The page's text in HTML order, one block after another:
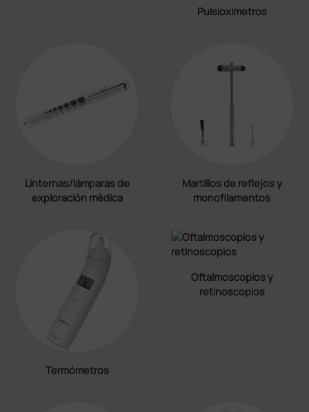
Pulsioximetros
Linternas/lámparas de
exploración médica
Martillos de reflejos y
monofilamentos
Termómetros
Oftalmoscopios y
retinoscopios